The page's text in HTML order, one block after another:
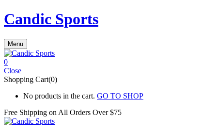
Candic Sports
Menu
0
Close
Shopping Cart(0)
No products in the cart. GO TO SHOP
Free Shipping on All Orders Over $75